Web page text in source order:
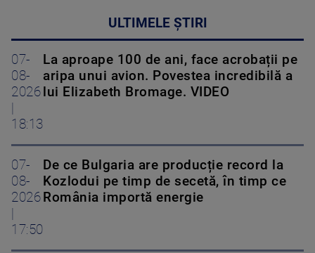
ULTIMELE ȘTIRI
07-
08-
2026
18:13
La aproape 100 de ani, face acrobații pe
aripa unui avion. Povestea incredibilă a
lui Elizabeth Bromage. VIDEO
07-
08-
2026
17:50
De ce Bulgaria are producție record la
Kozlodui pe timp de secetă, în timp ce
România importă energie